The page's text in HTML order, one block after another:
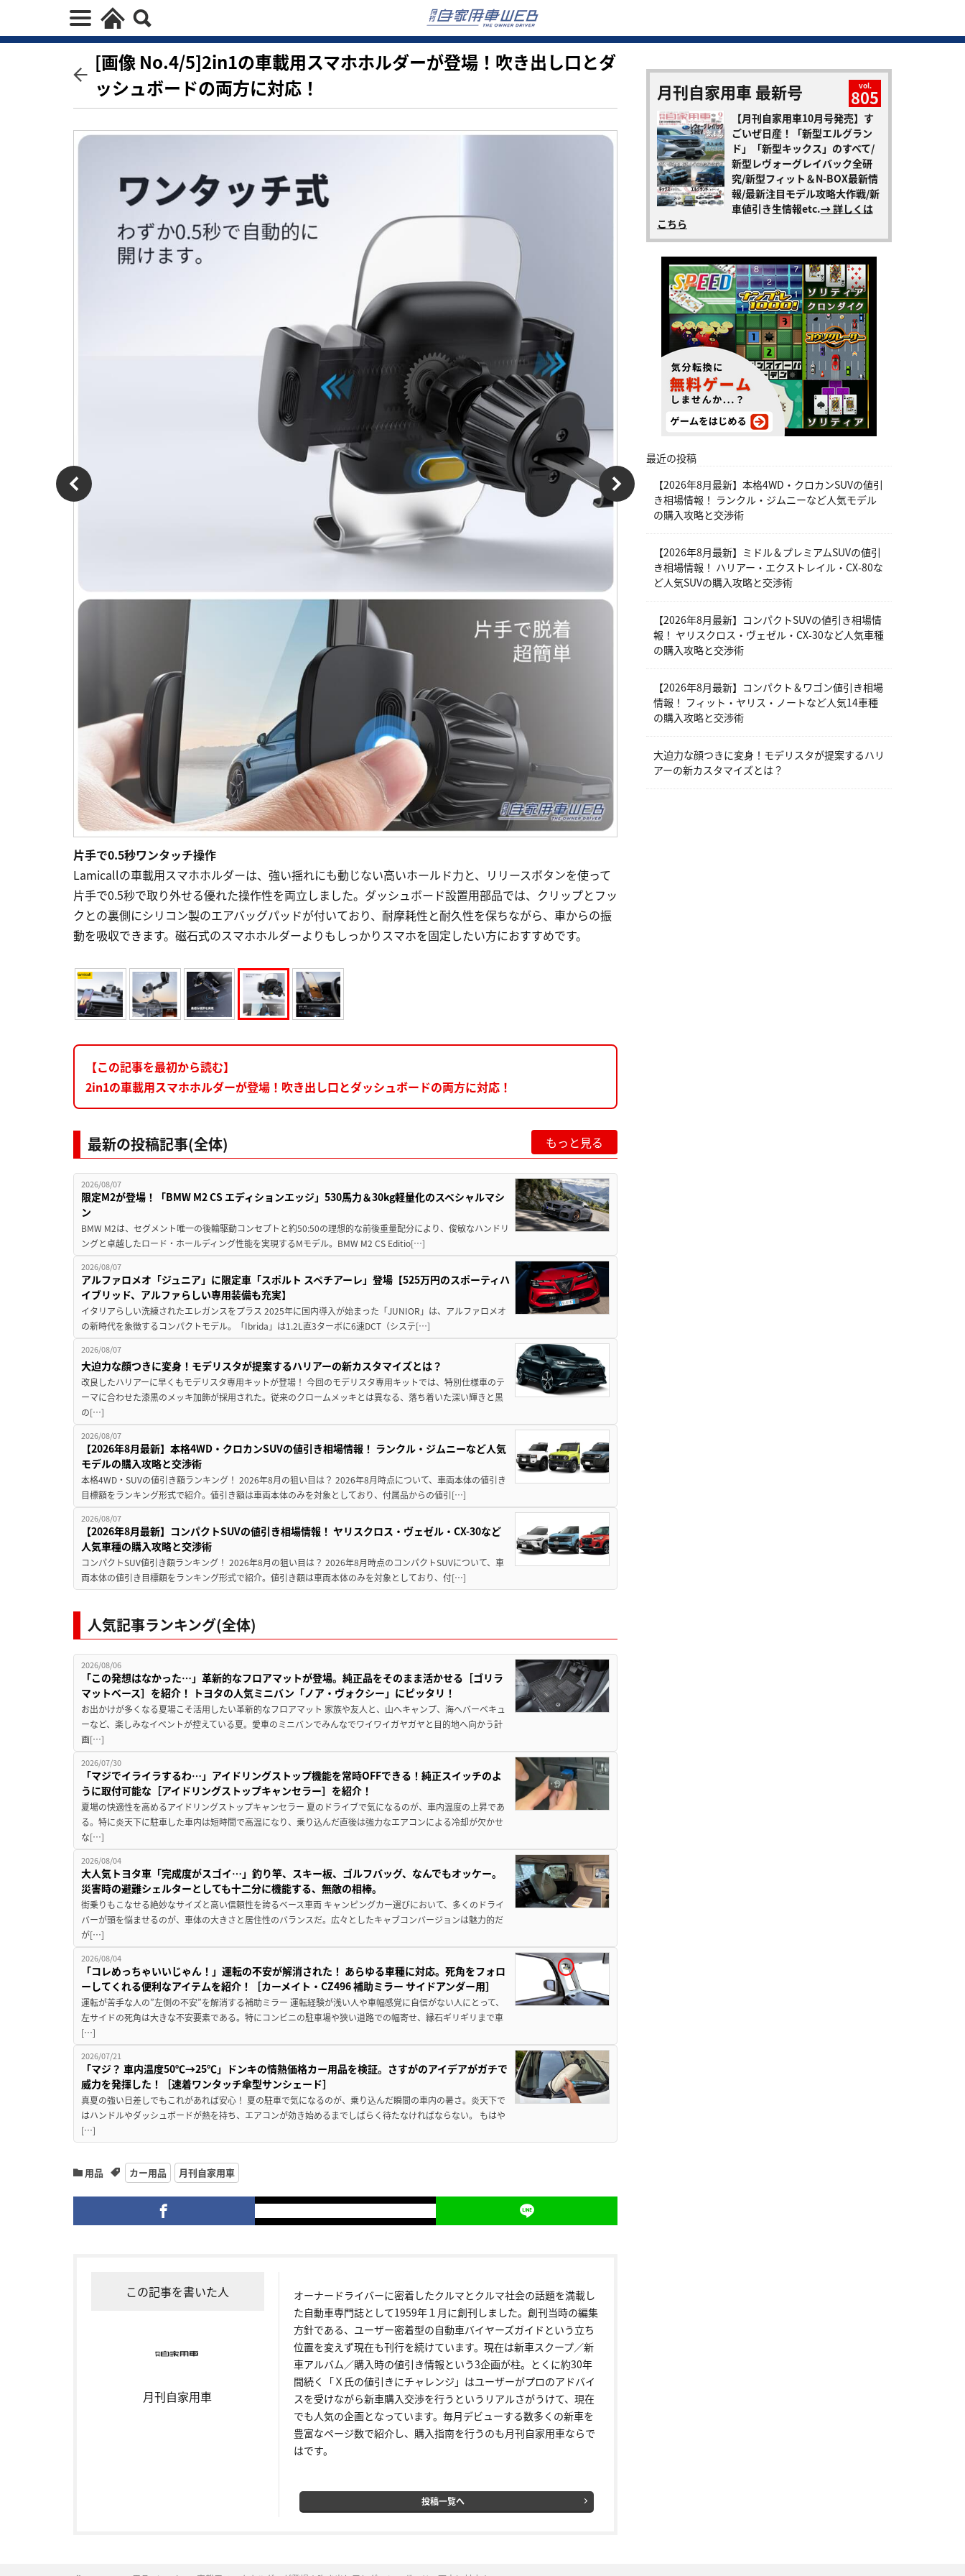
[画像 No.4/5]2in1の車載用スマホホルダーが登場！吹き出し口とダ
ッシュボードの両方に対応！
片手で0.5秒ワンタッチ操作
Lamicallの車載用スマホホルダーは、強い揺れにも動じない高いホールド力と、リリースボタンを使って
片手で0.5秒で取り外せる優れた操作性を両立しました。ダッシュボード設置用部品では、クリップとフッ
クとの裏側にシリコン製のエアバッグパッドが付いており、耐摩耗性と耐久性を保ちながら、車からの振
動を吸収できます。磁石式のスマホホルダーよりもしっかりスマホを固定したい方におすすめです。
【この記事を最初から読む】
2in1の車載用スマホホルダーが登場！吹き出し口とダッシュボードの両方に対応！
最新の投稿記事(全体) もっと見る
2026/08/07
限定M2が登場！「BMW M2 CS エディションエッジ」530馬力＆30kg軽量化のスペシャルマシ
ン
BMW M2は、セグメント唯一の後輪駆動コンセプトと約50:50の理想的な前後重量配分により、俊敏なハンドリ
ングと卓越したロード・ホールディング性能を実現するMモデル。BMW M2 CS Editio[…]
2026/08/07
アルファロメオ「ジュニア」に限定車「スポルト スペチアーレ」登場【525万円のスポーティハ
イブリッド、アルファらしい専用装備も充実】
イタリアらしい洗練されたエレガンスをプラス 2025年に国内導入が始まった「JUNIOR」は、アルファロメオ
の新時代を象徴するコンパクトモデル。「Ibrida」は1.2L直3ターボに6速DCT（システ[…]
2026/08/07
大迫力な顔つきに変身！モデリスタが提案するハリアーの新カスタマイズとは？
改良したハリアーに早くもモデリスタ専用キットが登場！ 今回のモデリスタ専用キットでは、特別仕様車のテ
ーマに合わせた漆黒のメッキ加飾が採用された。従来のクロームメッキとは異なる、落ち着いた深い輝きと黒
の[…]
2026/08/07
【2026年8月最新】本格4WD・クロカンSUVの値引き相場情報！ ランクル・ジムニーなど人気
モデルの購入攻略と交渉術
本格4WD・SUVの値引き額ランキング！ 2026年8月の狙い目は？ 2026年8月時点について、車両本体の値引き
目標額をランキング形式で紹介。値引き額は車両本体のみを対象としており、付属品からの値引[…]
2026/08/07
【2026年8月最新】コンパクトSUVの値引き相場情報！ ヤリスクロス・ヴェゼル・CX-30など
人気車種の購入攻略と交渉術
コンパクトSUV値引き額ランキング！ 2026年8月の狙い目は？ 2026年8月時点のコンパクトSUVについて、車
両本体の値引き目標額をランキング形式で紹介。値引き額は車両本体のみを対象としており、付[…]
人気記事ランキング(全体)
2026/08/06
「この発想はなかった…」革新的なフロアマットが登場。純正品をそのまま活かせる［ゴリラ
マットベース］を紹介！ トヨタの人気ミニバン「ノア・ヴォクシー」にピッタリ！
お出かけが多くなる夏場こそ活用したい革新的なフロアマット 家族や友人と、山へキャンプ、海へバーベキュ
ーなど、楽しみなイベントが控えている夏。愛車のミニバンでみんなでワイワイガヤガヤと目的地へ向かう計
画[…]
2026/07/30
「マジでイライラするわ…」アイドリングストップ機能を常時OFFできる！純正スイッチのよ
うに取付可能な［アイドリングストップキャンセラー］を紹介！
夏場の快適性を高めるアイドリングストップキャンセラー 夏のドライブで気になるのが、車内温度の上昇であ
る。特に炎天下に駐車した車内は短時間で高温になり、乗り込んだ直後は強力なエアコンによる冷却が欠かせ
な[…]
2026/08/04
大人気トヨタ車「完成度がスゴイ…」釣り竿、スキー板、ゴルフバッグ、なんでもオッケー。
災害時の避難シェルターとしても十二分に機能する、無敵の相棒。
街乗りもこなせる絶妙なサイズと高い信頼性を誇るベース車両 キャンピングカー選びにおいて、多くのドライ
バーが頭を悩ませるのが、車体の大きさと居住性のバランスだ。広々としたキャブコンバージョンは魅力的だ
が[…]
2026/08/04
「コレめっちゃいいじゃん！」運転の不安が解消された！ あらゆる車種に対応。死角をフォロ
ーしてくれる便利なアイテムを紹介！［カーメイト・CZ496 補助ミラー サイドアンダー用］
運転が苦手な人の”左側の不安”を解消する補助ミラー 運転経験が浅い人や車幅感覚に自信がない人にとって、
左サイドの死角は大きな不安要素である。特にコンビニの駐車場や狭い道路での幅寄せ、縁石ギリギリまで車
[…]
2026/07/21
「マジ？ 車内温度50℃→25℃」ドンキの情熱価格カー用品を検証。さすがのアイデアがガチで
威力を発揮した！［速着ワンタッチ傘型サンシェード］
真夏の強い日差しでもこれがあれば安心！ 夏の駐車で気になるのが、乗り込んだ瞬間の車内の暑さ。炎天下で
はハンドルやダッシュボードが熱を持ち、エアコンが効き始めるまでしばらく待たなければならない。 もはや
[…]
用品 カー用品 月刊自家用車
この記事を書いた人
月刊自家用車
オーナードライバーに密着したクルマとクルマ社会の話題を満載し
た自動車専門誌として1959年１月に創刊しました。創刊当時の編集
方針である、ユーザー密着型の自動車バイヤーズガイドという立ち
位置を変えず現在も刊行を続けています。現在は新車スクープ／新
車アルバム／購入時の値引き情報という3企画が柱。とくに約30年
間続く「Ｘ氏の値引きにチャレンジ」はユーザーがプロのアドバイ
スを受けながら新車購入交渉を行うというリアルさがうけて、現在
でも人気の企画となっています。毎月デビューする数多くの新車を
豊富なページ数で紹介し、購入指南を行うのも月刊自家用車ならで
はです。
投稿一覧へ
月刊自家用車 最新号 vol.
805
【月刊自家用車10月号発売】す
ごいぜ日産！「新型エルグラン
ド」「新型キックス」のすべて/
新型レヴォーグレイバック全研
究/新型フィット＆N-BOX最新情
報/最新注目モデル攻略大作戦/新
車値引き生情報etc.→ 詳しくは
こちら
最近の投稿
【2026年8月最新】本格4WD・クロカンSUVの値引
き相場情報！ ランクル・ジムニーなど人気モデル
の購入攻略と交渉術
【2026年8月最新】ミドル＆プレミアムSUVの値引
き相場情報！ ハリアー・エクストレイル・CX-80な
ど人気SUVの購入攻略と交渉術
【2026年8月最新】コンパクトSUVの値引き相場情
報！ ヤリスクロス・ヴェゼル・CX-30など人気車種
の購入攻略と交渉術
【2026年8月最新】コンパクト＆ワゴン値引き相場
情報！ フィット・ヤリス・ノートなど人気14車種
の購入攻略と交渉術
大迫力な顔つきに変身！モデリスタが提案するハリ
アーの新カスタマイズとは？